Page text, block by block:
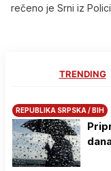
rečeno je Srni iz
TRENDING
REPUBLIKA SRPSKA / BIH